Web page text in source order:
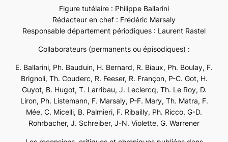
Figure tutélaire : Philippe Ballarini
Rédacteur en chef : Frédéric Marsaly
Responsable département périodiques : Laurent Rastel
Collaborateurs (permanents ou épisodiques) :
E. Ballarini, Ph. Bauduin, H. Bernard, R. Biaux, Ph. Boulay, F.
Brignoli, Th. Couderc, R. Feeser, R. Françon, P-C. Got, H.
Guyot, B. Hugot, T. Larribau, J. Leclercq, Th. Le Roy, D.
Liron, Ph. Listemann, F. Marsaly, P-F. Mary, Th. Matra, F.
Mée, C. Micelli, B. Palmieri, F. Ribailly, Ph. Ricco, G-D.
Rohrbacher, J. Schreiber, J-N. Violette, G. Warrener